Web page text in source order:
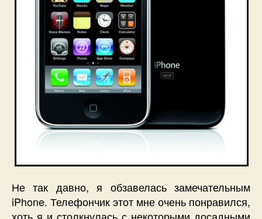
Не так давно, я обзавелась замечательным
iPhone. Телефончик этот мне очень понравился,